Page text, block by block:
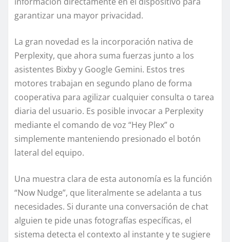
garantizar una mayor privacidad.
La gran novedad es la incorporación nativa de
Perplexity, que ahora suma fuerzas junto a los
asistentes Bixby y Google Gemini. Estos tres
motores trabajan en segundo plano de forma
cooperativa para agilizar cualquier consulta o tarea
diaria del usuario. Es posible invocar a Perplexity
mediante el comando de voz “Hey Plex” o
simplemente manteniendo presionado el botón
lateral del equipo.
Una muestra clara de esta autonomía es la función
“Now Nudge”, que literalmente se adelanta a tus
necesidades. Si durante una conversación de chat
alguien te pide unas fotografías específicas, el
sistema detecta el contexto al instante y te sugiere